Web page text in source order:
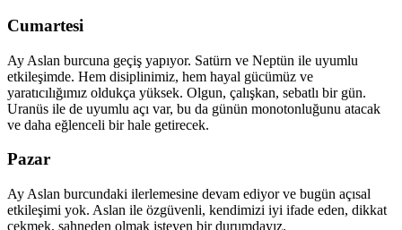
Cumartesi
Ay Aslan burcuna geçiş yapıyor. Satürn ve Neptün ile uyumlu
etkileşimde. Hem disiplinimiz, hem hayal gücümüz ve
yaratıcılığımız oldukça yüksek. Olgun, çalışkan, sebatlı bir gün.
Uranüs ile de uyumlu açı var, bu da günün monotonluğunu atacak
ve daha eğlenceli bir hale getirecek.
Pazar
Ay Aslan burcundaki ilerlemesine devam ediyor ve bugün açısal
etkileşimi yok. Aslan ile özgüvenli, kendimizi iyi ifade eden, dikkat
çekmek, sahneden olmak isteyen bir durumdayız.